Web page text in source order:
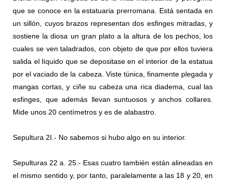
que se conoce en la estatuaria prerromana. Está sentada en
un sillón, cuyos brazos representan dos esfinges mitradas, y
sostiene la diosa un gran plato a la altura de los pechos, los
cuales se ven taladrados, con objeto de que por ellos tuviera
salida el líquido que se depositase en el interior de la estatua
por el vaciado de la cabeza. Viste túnica, finamente plegada y
mangas cortas, y ciñe su cabeza una rica diadema, cual las
esfinges, que además llevan suntuosos y anchos collares.
Mide unos 20 centímetros y es de alabastro.
Sepultura 2I.- No sabemos si hubo algo en su interior.
Sepulturas 22 a. 25.- Esas cuatro también están alineadas en
el mismo sentido y, por tanto, paralelamente a las 18 y 20, en